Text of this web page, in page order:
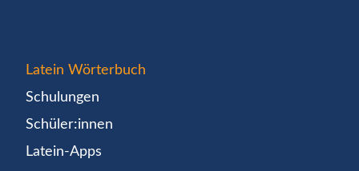
Latein Wörterbuch
Schulungen
Schüler:innen
Latein-Apps